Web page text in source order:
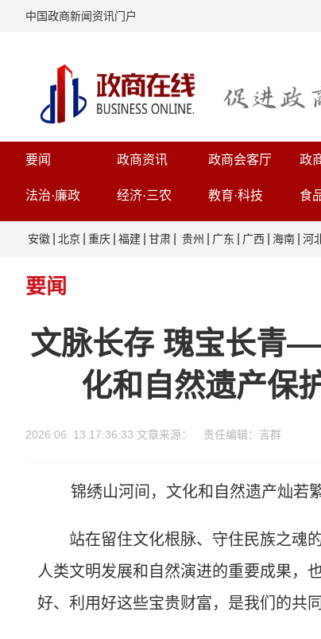
中国政商新闻资讯门户
要闻 政商资讯 政商会客厅 政
法治·廉政 经济·三农 教育·科技 食
安徽 北京 重庆 福建 甘肃 贵州 广东 广西 海南 河
要闻
文脉长存 瑰宝长青
化和自然遗产保
2026 06. 13 17:36:33 文章来源： 责任编辑：言群
锦绣山河间，文化和自然遗产灿若繁
站在留住文化根脉、守住民族之魂的
人类文明发展和自然演进的重要成果，
好、利用好这些宝贵财富，是我们的共